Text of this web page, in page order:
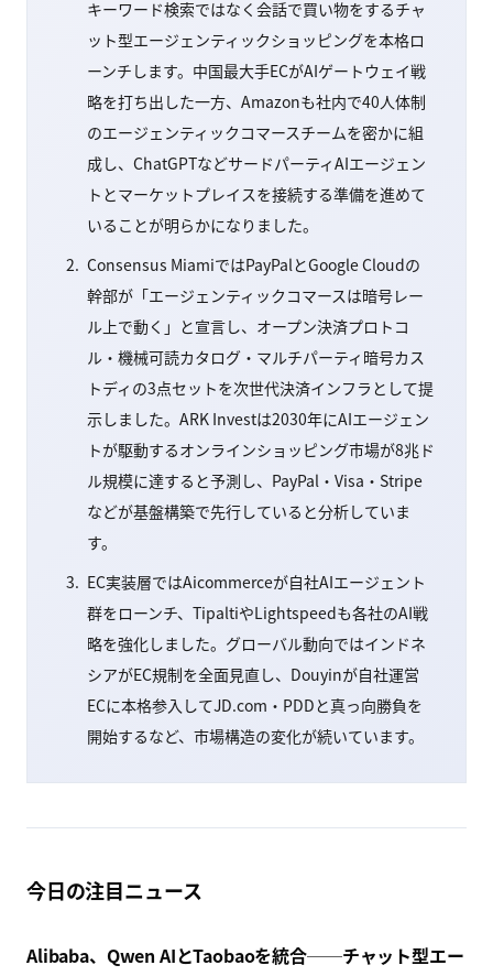
キーワード検索ではなく会話で買い物をするチャ
ット型エージェンティックショッピングを本格ロ
ーンチします。中国最大手ECがAIゲートウェイ戦
略を打ち出した一方、Amazonも社内で40人体制
のエージェンティックコマースチームを密かに組
成し、ChatGPTなどサードパーティAIエージェン
トとマーケットプレイスを接続する準備を進めて
いることが明らかになりました。
Consensus MiamiではPayPalとGoogle Cloudの
幹部が「エージェンティックコマースは暗号レー
ル上で動く」と宣言し、オープン決済プロトコ
ル・機械可読カタログ・マルチパーティ暗号カス
トディの3点セットを次世代決済インフラとして提
示しました。ARK Investは2030年にAIエージェン
トが駆動するオンラインショッピング市場が8兆ド
ル規模に達すると予測し、PayPal・Visa・Stripe
などが基盤構築で先行していると分析していま
す。
EC実装層ではAicommerceが自社AIエージェント
群をローンチ、TipaltiやLightspeedも各社のAI戦
略を強化しました。グローバル動向ではインドネ
シアがEC規制を全面見直し、Douyinが自社運営
ECに本格参入してJD.com・PDDと真っ向勝負を
開始するなど、市場構造の変化が続いています。
今日の注目ニュース
Alibaba、Qwen AIとTaobaoを統合──チャット型エー